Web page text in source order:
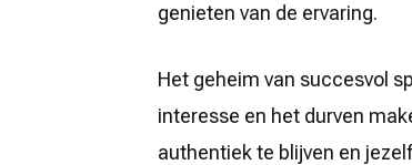
genieten van de ervaring.
Het geheim van succesvol
interesse en het durven
authentiek te blijven en